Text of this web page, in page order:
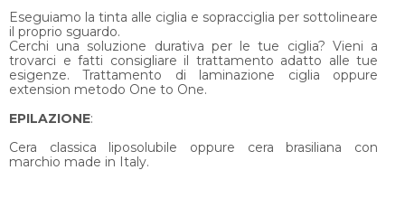
Eseguiamo la tinta alle ciglia e sopracciglia per sottolineare
il proprio sguardo.
Cerchi una soluzione durativa per le tue ciglia? Vieni a
trovarci e fatti consigliare il trattamento adatto alle tue
esigenze. Trattamento di laminazione ciglia oppure
extension metodo One to One.
EPILAZIONE:
Cera classica liposolubile oppure cera brasiliana con
marchio made in Italy.